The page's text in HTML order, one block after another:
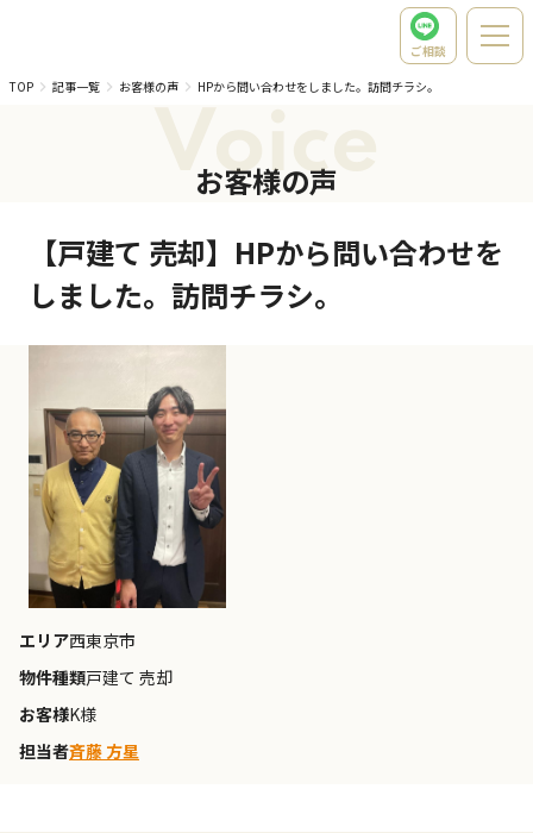
ご相談
TOP
記事一覧 お客様の声 HPから問い合わせをしました。訪問チラシ。
Voice
お客様の声
【戸建て 売却】HPから問い合わせを
しました。訪問チラシ。
エリア西東京市
物件種類戸建て 売却
お客様K様
担当者斉藤 方星